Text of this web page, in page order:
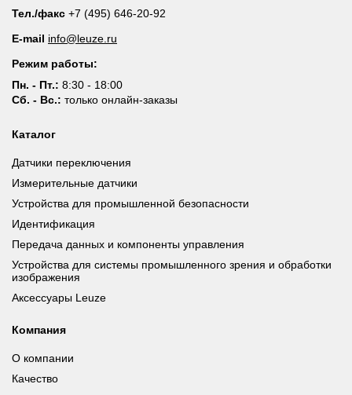
Тел./факс +7 (495) 646-20-92
E-mail info@leuze.ru
Режим работы:
Пн. - Пт.: 8:30 - 18:00
Сб. - Вс.: только онлайн-заказы
Каталог
Датчики переключения
Измерительные датчики
Устройства для промышленной безопасности
Идентификация
Передача данных и компоненты управления
Устройства для системы промышленного зрения и обработки
изображения
Аксессуары Leuze
Компания
О компании
Качество